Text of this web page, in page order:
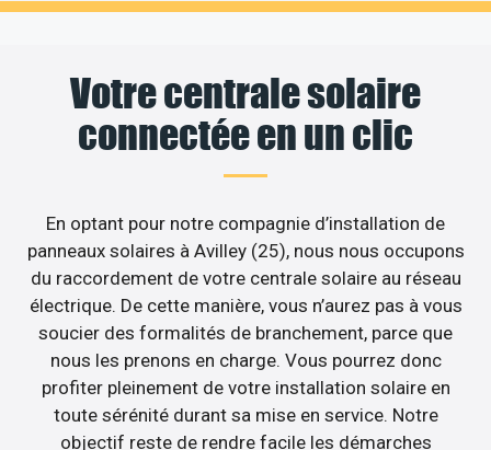
Votre centrale solaire
connectée en un clic
En optant pour notre compagnie d’installation de
panneaux solaires à Avilley (25), nous nous occupons
du raccordement de votre centrale solaire au réseau
électrique. De cette manière, vous n’aurez pas à vous
soucier des formalités de branchement, parce que
nous les prenons en charge. Vous pourrez donc
profiter pleinement de votre installation solaire en
toute sérénité durant sa mise en service. Notre
objectif reste de rendre facile les démarches